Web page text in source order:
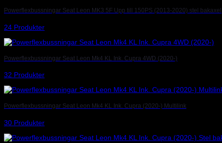
Powerflexbussningar Seat Leon MK3 5F Upp till 150PS (2013-2020) stel bakaxel
24 Produkter
Powerflexbussningar Seat Leon Mk4 KL Ink. Cupra 4WD (2020-)
32 Produkter
Powerflexbussningar Seat Leon Mk4 KL Ink. Cupra (2020-) Multilink
30 Produkter